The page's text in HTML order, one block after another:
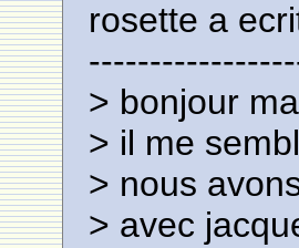
rosette a
> bonjour
> il me
> nous
> avec